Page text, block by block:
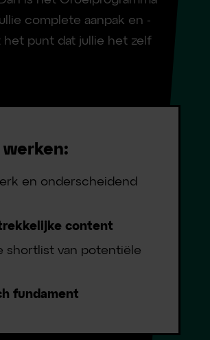
complete aanpak en -
het punt dat jullie het zelf
werken:
en onderscheidend
content
shortlist van potentiële
fundament